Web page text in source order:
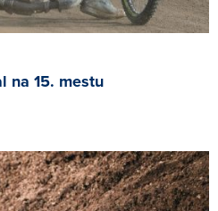
na 15. mestu